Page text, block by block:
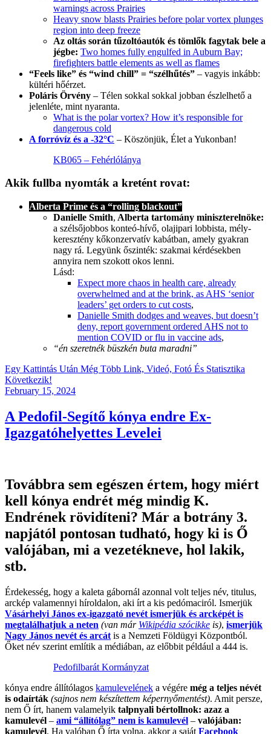
warnings across Prairies
Heavy snow blasts Prairies before polar vortex plunges
region into deep freeze
Az oltás során tűzoltóautók és tömlők fagytak bele a
jégbe: Two homes fully engulfed in Auburn Bay;
firefighters battle elements as well as flames
“Feels like” és “wind chill” = “szélhűtés” – vagyis inkább:
kültéri hőérzet.
Poláris Örvény – Télen sokkal sokkal jobban észlelhető a
jelenléte, mint nyaranta.
What is the polar vortex? How it’s responsible for
dangerous cold
A forróvíz és a -32°C – Köszönjük, Élet a Yukonban!
KB065 – Fehérlólánya
Akik fullba nyomták a kreténtrovat:
Alberta Prime és a “rolling blackout”
Danielle Smith, Alberta tartomány miniszterelnöke:
a szélsőjobbos konteó-hívő, olajipari lobbista, mély-
keresztény kőkonzervatív kabátban, amely gyakran
nagy rá. Legyünk őszinték: szakmai kérdésekben
annyira nem szokott okos lenni.
Lásd:
Expect more chaos in health care, already
overwhelmed and at the brink, as AHS ‘senior
leaders’ get orders to cut costs,
Danielle Smith dodges and weaves, but doesn’t
deny, report government ordered AHS not to
mention COVID or flu in vaccine ads,
“én szeretnék büszkén buta maradni”
Egy Kattintás Után Még Több Link, Videó, Fotó És Statisztika
Következik!
Posted
February 15, 2024
A Pedofil-Segítő kónya endre Ex-
Igazgatóhelyettes Levelei
Továbbra sem egészen értem, hogy miért
kell kónya endrét még mindig K.
Endrének rövidíteni? Már a botrány 3.
napjától pontosan tudható, hogy ki is Ő
valójában, mi a vezetékneve, hol lakik,
stb.
Érdekesség, hogy a kaleta gábornál azonnal volt teljes név, titulus,
arckép valamennyi híroldalon, aki írt a kis pedómaciról. Ismerjük
Vásárhelyi János ex-igazgató nevét ismerjük és arcképét is
megtalálhatjuk a neten (van már Wikipédia szócikke is), ismerjük
Nagy János nevét és arcát is a Nemzeti Földügyi Központból.
Őket név szerint említik a médiában, az előbbit például a 444 is.
Pedofilbarát Kormányzat
kónya endre állítólagos kamulevelének a végére még a teljes névét
is odaírták (sajnos nem készítettem képernyőmentést). Amit persze,
nem Ő írt, hanem valamelyik talpnyali bértollnok: azaz a
kamulevél – ami “állítólag” nem is kamulevél – valójában:
kamulevél. Ha valóban Ő írta volna, akkor a saját Facebook